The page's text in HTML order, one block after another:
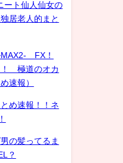
ート仙人仙女の
居老人的まと
MAX2- FX！
！ 極道のオカ
速報）
め速報！！ネ
の髪ってるま
？